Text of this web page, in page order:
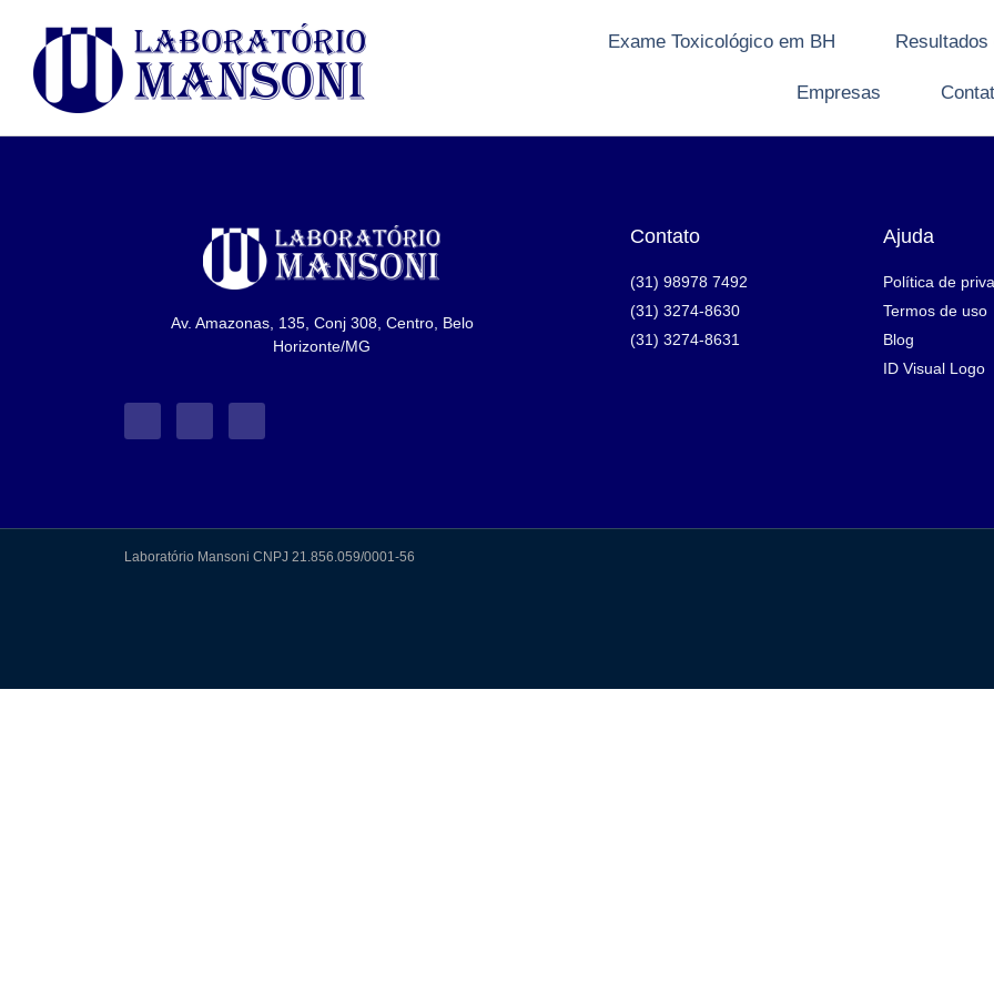
Exame Toxicológico em BH
Empresas
Av. Amazonas, 135, Conj 308, Centro, Belo
Horizonte/MG
Contato
(31) 98978 7492
(31) 3274-8630
(31) 3274-8631
Ajuda
Política de
Termos de uso
Blog
ID Visual Logo
Laboratório Mansoni CNPJ 21.856.059/0001-56